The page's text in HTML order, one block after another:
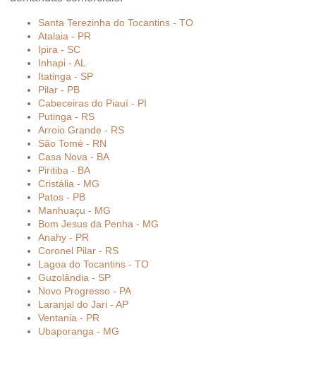
Santa Terezinha do Tocantins - TO
Atalaia - PR
Ipira - SC
Inhapi - AL
Itatinga - SP
Pilar - PB
Cabeceiras do Piauí - PI
Putinga - RS
Arroio Grande - RS
São Tomé - RN
Casa Nova - BA
Piritiba - BA
Cristália - MG
Patos - PB
Manhuaçu - MG
Bom Jesus da Penha - MG
Anahy - PR
Coronel Pilar - RS
Lagoa do Tocantins - TO
Guzolândia - SP
Novo Progresso - PA
Laranjal do Jari - AP
Ventania - PR
Ubaporanga - MG